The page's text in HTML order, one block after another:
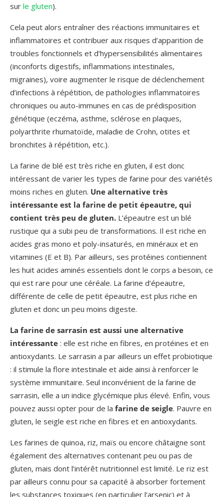
sur le gluten).
Cela peut alors entraîner des réactions immunitaires et
inflammatoires et contribuer aux risques d’apparition de
troubles fonctionnels et d’hypersensibilités alimentaires
(inconforts digestifs, inflammations intestinales,
migraines), voire augmenter le risque de déclenchement
d’infections à répétition, de pathologies inflammatoires
chroniques ou auto-immunes en cas de prédisposition
génétique (eczéma, asthme, sclérose en plaques,
polyarthrite rhumatoïde, maladie de Crohn, otites et
bronchites à répétition, etc.).
La farine de blé est très riche en gluten, il est donc
intéressant de varier les types de farine pour des variétés
moins riches en gluten. Une alternative très
intéressante est la farine de petit épeautre, qui
contient très peu de gluten. L’épeautre est un blé
rustique qui a subi peu de transformations. Il est riche en
acides gras mono et poly-insaturés, en minéraux et en
vitamines (E et B). Par ailleurs, ses protéines contiennent
les huit acides aminés essentiels dont le corps a besoin, ce
qui est rare pour une céréale. La farine d’épeautre,
différente de celle de petit épeautre, est plus riche en
gluten et donc un peu moins digeste.
La farine de sarrasin est aussi une alternative
intéressante : elle est riche en fibres, en protéines et en
antioxydants. Le sarrasin a par ailleurs un effet probiotique
: il stimule la flore intestinale et aide ainsi à renforcer le
système immunitaire. Seul inconvénient de la farine de
sarrasin, elle a un indice glycémique plus élevé. Enfin, vous
pouvez aussi opter pour de la farine de seigle. Pauvre en
gluten, le seigle est riche en fibres et en antioxydants.
Les farines de quinoa, riz, maïs ou encore châtaigne sont
également des alternatives contenant peu ou pas de
gluten, mais dont l’intérêt nutritionnel est limité. Le riz est
par ailleurs connu pour sa capacité à absorber fortement
les substances toxiques (en particulier l’arsenic) et à